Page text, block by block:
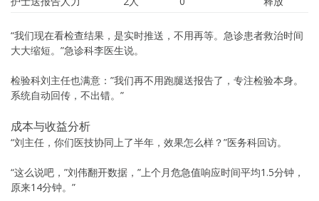
“我们现在看检查结果，是实时推送，不用再等。急诊患者救治时间
大大缩短。”急诊科李医生说。
检验科刘主任也满意：”我们再不用跑腿送报告了，专注检验本身。
系统自动回传，不出错。”
成本与收益分析
“刘主任，你们医技协同上了半年，效果怎么样？”医务科回访。
“这么说吧，”刘伟翻开数据，”上个月危急值响应时间平均1.5分钟，
原来14分钟。”